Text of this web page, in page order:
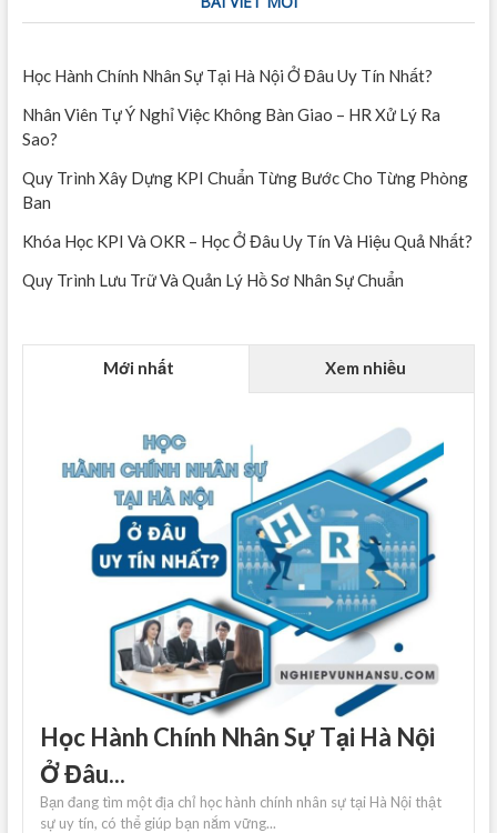
Học Hành Chính Nhân Sự Tại Hà Nội Ở Đâu Uy Tín Nhất?
Nhân Viên Tự Ý Nghỉ Việc Không Bàn Giao – HR Xử Lý Ra
Sao?
Quy Trình Xây Dựng KPI Chuẩn Từng Bước Cho Từng Phòng
Ban
Khóa Học KPI Và OKR – Học Ở Đâu Uy Tín Và Hiệu Quả Nhất?
Quy Trình Lưu Trữ Và Quản Lý Hồ Sơ Nhân Sự Chuẩn
Mới nhất Xem nhiều
Học Hành Chính Nhân Sự Tại Hà Nội
Ở Đâu...
Bạn đang tìm một địa chỉ học hành chính nhân sự tại Hà Nội thật
sự uy tín, có thể giúp bạn nắm vững...